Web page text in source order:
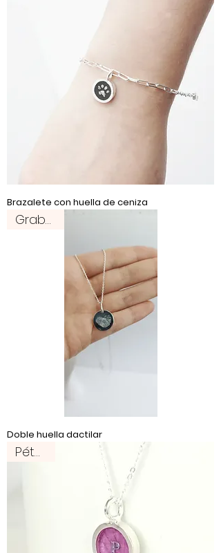
Brazalete con huella de ceniza
Grabado
Doble huella dactilar
Pétalos